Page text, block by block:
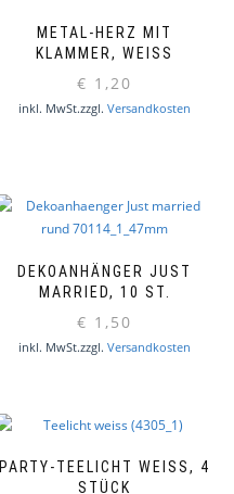
METAL-HERZ MIT
KLAMMER, WEISS
€ 1,20
inkl. MwSt.zzgl. Versandkosten
DEKOANHÄNGER JUST
MARRIED, 10 ST.
€ 1,50
inkl. MwSt.zzgl. Versandkosten
PARTY-TEELICHT WEISS, 4 S
TÜCK